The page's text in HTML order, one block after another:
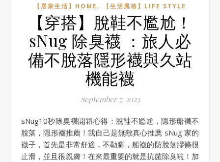
【居家生活】HOME , 【生活風格】LIFE STYLE
【穿搭】脫鞋不尷尬！
sNug 除臭襪 ：旅人必
備不脫落隱形襪與久站
機能襪
September 7, 2023
sNug10秒除臭襪開箱心得：脫鞋不尷尬，隱形船襪不
脫落，隱形襪推薦！我自己是無敵真心推薦 sNug 家的
襪子，首先是非常舒適，不勒腳，船襪的防脫落膠條很
止滑，並且很親膚！在來最重要的就是抗菌除臭啦！加